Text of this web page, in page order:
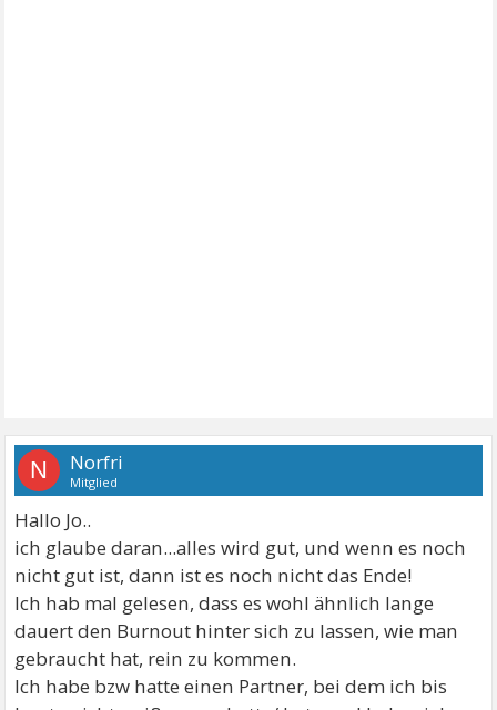
N Norfri
Mitglied
Hallo Jo..
ich glaube daran...alles wird gut, und wenn es noch
nicht gut ist, dann ist es noch nicht das Ende!
Ich hab mal gelesen, dass es wohl ähnlich lange
dauert den Burnout hinter sich zu lassen, wie man
gebraucht hat, rein zu kommen.
Ich habe bzw hatte einen Partner, bei dem ich bis